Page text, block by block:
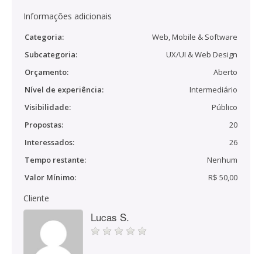
Informações adicionais
Categoria:
Web, Mobile & Software
Subcategoria:
UX/UI & Web Design
Orçamento:
Aberto
Nível de experiência:
Intermediário
Visibilidade:
Público
Propostas:
20
Interessados:
26
Tempo restante:
Nenhum
Valor Mínimo:
R$ 50,00
Cliente
Lucas S.